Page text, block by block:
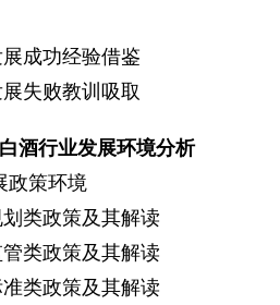
成功经验借鉴
失败教训吸取
酒行业发展环境分析
政策环境
类政策及其解读
类政策及其解读
类政策及其解读